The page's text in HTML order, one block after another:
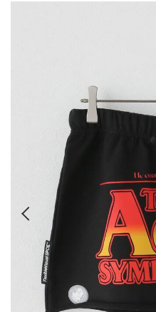
Prev